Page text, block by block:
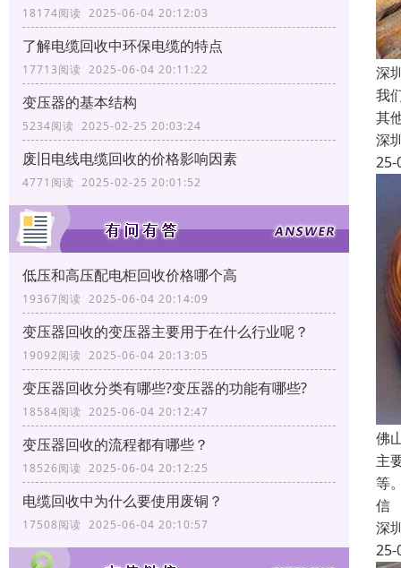
18174阅读 2025-06-04 20:12:03
了解电缆回收中环保电缆的特点
17713阅读 2025-06-04 20:11:22
变压器的基本结构
5234阅读 2025-02-25 20:03:24
废旧电线电缆回收的价格影响因素
4771阅读 2025-02-25 20:01:52
低压和高压配电柜回收价格哪个高
19367阅读 2025-06-04 20:14:09
变压器回收的变压器主要用于在什么行业呢？
19092阅读 2025-06-04 20:13:05
变压器回收分类有哪些?变压器的功能有哪些?
18584阅读 2025-06-04 20:12:47
变压器回收的流程都有哪些？
18526阅读 2025-06-04 20:12:25
电缆回收中为什么要使用废铜？
17508阅读 2025-06-04 20:10:57
深
我
其
深
25-
佛
主
等
信
深
25-